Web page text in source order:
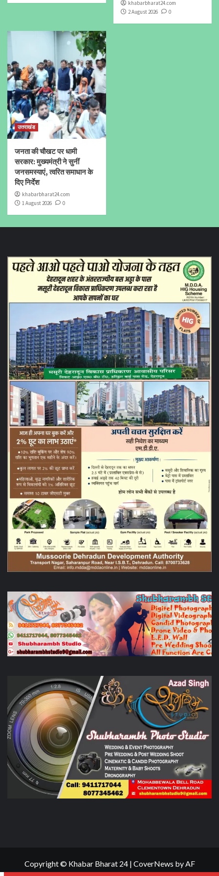
khabarbharat24.com
2 August 2026
0
उत्तराखंड
जनता की चौखट पर धामी
सरकार: मुख्यमंत्री ने सुनीं
जनसमस्याएं, त्वरित समाधान के
दिए निर्देश
khabarbharat24.com
1 August 2026
0
Copyright © Khabar Bharat 24 | CoverNews by AF